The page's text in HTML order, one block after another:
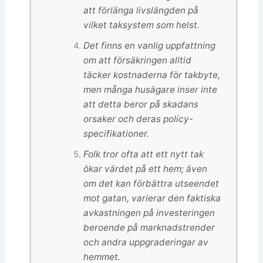
att förlänga livslängden på
vilket taksystem som helst.
Det finns en vanlig uppfattning
om att försäkringen alltid
täcker kostnaderna för takbyte,
men många husägare inser inte
att detta beror på skadans
orsaker och deras policy-
specifikationer.
Folk tror ofta att ett nytt tak
ökar värdet på ett hem; även
om det kan förbättra utseendet
mot gatan, varierar den faktiska
avkastningen på investeringen
beroende på marknadstrender
och andra uppgraderingar av
hemmet.